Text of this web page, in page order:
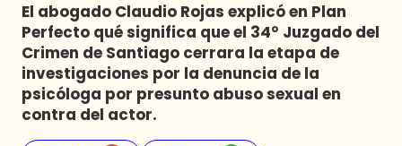
El abogado Claudio Rojas explicó en Plan
Perfecto qué significa que el 34° Juzgado del
Crimen de Santiago cerrara la etapa de
investigaciones por la denuncia de la
psicóloga por presunto abuso sexual en
contra del actor.
El Tiempo
Sabingo
Todos Los Programas